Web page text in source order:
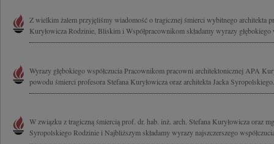
Z wielkim żalem przyjęliśmy wiadomość o tragicznej śmierci wybitnego architekta
Kuryłowicza Rodzinie, Bliskim i Współpracownikom składamy wyrazy głębokiego
Wyrazy głębokiego współczucia Pracownikom pracowni architektonicznej APA
powodu śmierci profesora Stefana Kuryłowicza oraz architekta Jacka
W związku z tragiczną śmiercią prof. dr. hab. inż. arch. Stefana Kuryłowicza oraz
Syropolskiego Rodzinie i Najbliższym składamy wyrazy najszczerszego